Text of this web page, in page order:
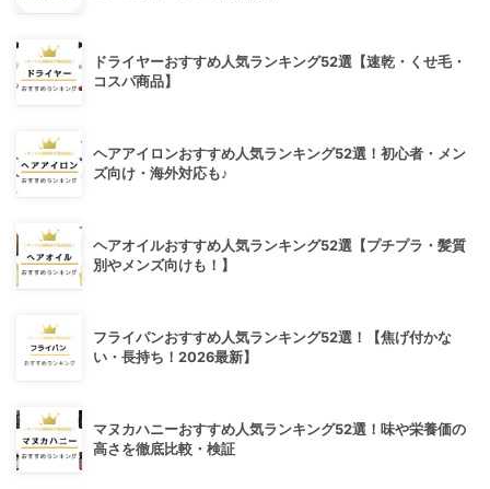
ドライヤーおすすめ人気ランキング52選【速乾・くせ毛・
コスパ商品】
ヘアアイロンおすすめ人気ランキング52選！初心者・メン
ズ向け・海外対応も♪
ヘアオイルおすすめ人気ランキング52選【プチプラ・髪質
別やメンズ向けも！】
フライパンおすすめ人気ランキング52選！【焦げ付かな
い・長持ち！2026最新】
マヌカハニーおすすめ人気ランキング52選！味や栄養価の
高さを徹底比較・検証